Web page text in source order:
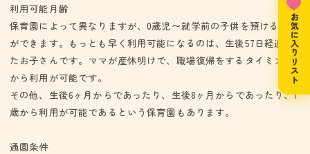
利用可能月齢
保育園によって異なりますが、0歳児〜就学前の子供を預けること
ができます。もっとも早く利用可能になるのは、生後57日経過し
たお子さんです。ママが産休明けで、職場復帰をするタイミング
から利用が可能です。
その他、生後6ヶ月からであったり、生後8ヶ月からであったり、1
歳から利用が可能であるという保育園もあります。
通園条件
お気に入りリスト